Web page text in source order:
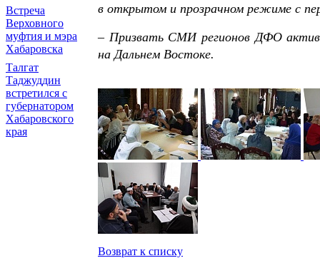
Встреча
Верховного
муфтия и мэра
Хабаровска
Талгат
Таджуддин
встретился с
губернатором
Хабаровского
края
в открытом и прозрачном режиме с
– Призвать СМИ регионов ДФО
на Дальнем Востоке.
Возврат к списку